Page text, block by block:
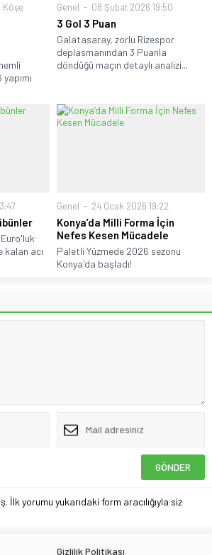
Köşe
Genel 08 Şubat 2026 19:50
3 Gol 3 Puan
Galatasaray, zorlu Rizespor
deplasmanından 3 Puanla
döndüğü maçın detaylı analizi...
acı
Genel 24 Ocak 2026 19:22
Konya’da Milli Forma İçin
Nefes Kesen Mücadele
Paletli Yüzmede 2026 sezonu
Konya'da başladı!
İlk yorumu yukarıdaki form aracılığıyla siz
Gizlilik Politikası